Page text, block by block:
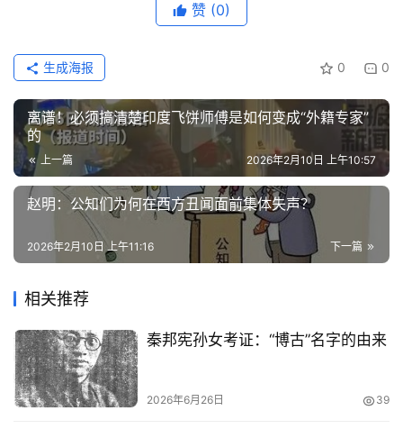
赞 (0)
0 0
生成海报
离谱！必须搞清楚印度飞饼师傅是如何变成“外籍专家”
的
上一篇 2026年2月10日 上午10:57
赵明：公知们为何在西方丑闻面前集体失声？
下一篇
2026年2月10日 上午11:16
相关推荐
秦邦宪孙女考证：“博古”名字的由来
2026年6月26日 39